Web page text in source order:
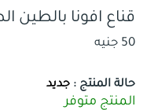
قناع افونا بالطين
50 جنيه
حالة المنتج : جديد
المنتج متوفر